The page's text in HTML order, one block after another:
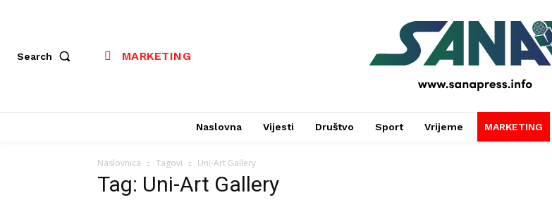
Search MARKETING
Naslovna Vijesti Društvo Sport Vrijeme MARKETING
Naslovnica Tagovi Uni-Art Gallery
Tag: Uni-Art Gallery